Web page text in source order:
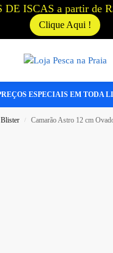
DE ISCAS a partir de
Clique Aqui !
ESPECIAIS EM TODA
Blister / Camarão Astro 12 cm